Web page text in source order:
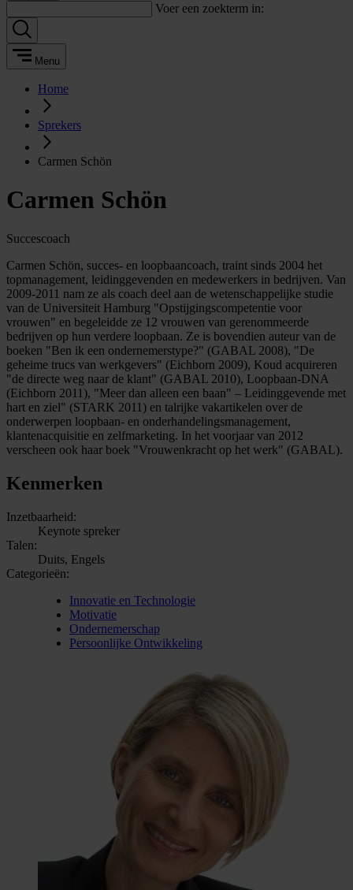
Voer een zoekterm in:
Menu
Home
Sprekers
Carmen Schön
Carmen Schön
Succescoach
Carmen Schön, succes- en loopbaancoach, traint sinds 2004 het
topmanagement, leidinggevenden en medewerkers in bedrijven. Van
2009-2011 nam ze als coach deel aan de wetenschappelijke studie
van de Universiteit Hamburg "Opstijgingscompetentie voor
vrouwen" en begeleidde ze 12 vrouwen van gerenommeerde
bedrijven op hun verdere loopbaan. Ze is bovendien auteur van de
boeken "Ben ik een ondernemerstype?" (GABAL 2008), "De
geheime trucs van werkgevers" (Eichborn 2009), Koud acquireren
"de directe weg naar de klant" (GABAL 2010), Loopbaan-DNA
(Eichborn 2011), "Meer dan alleen een baan" – Leidinggevende met
hart en ziel" (STARK 2011) en talrijke vakartikelen over de
onderwerpen loopbaan- en onderhandelingsmanagement,
klantenacquisitie en zelfmarketing. In het voorjaar van 2012
verscheen ook haar boek "Vrouwenkracht op het werk" (GABAL).
Kenmerken
Inzetbaarheid:
Keynote spreker
Talen:
Duits, Engels
Categorieën:
Innovatie en Technologie
Motivatie
Ondernemerschap
Persoonlijke Ontwikkeling